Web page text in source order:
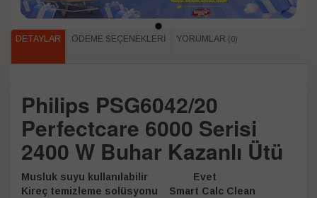
DETAYLAR ÖDEME SEÇENEKLERI YORUMLAR (0)
Philips PSG6042/20
Perfectcare 6000 Serisi
2400 W Buhar Kazanlı Ütü
Musluk suyu kullanılabilir Evet
Kireç temizleme solüsyonu Smart Calc Clean